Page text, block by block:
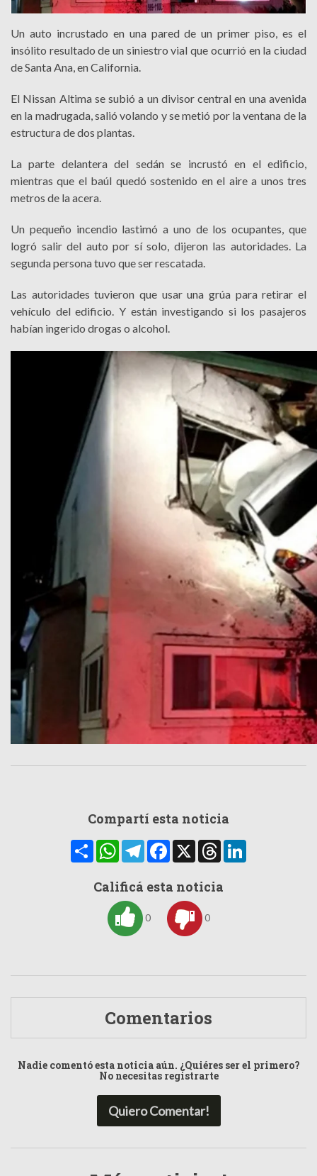
Un auto incrustado en una pared de un primer piso, es el
insólito resultado de un siniestro vial que ocurrió en la ciudad
de Santa Ana, en California.
El Nissan Altima se subió a un divisor central en una avenida
en la madrugada, salió volando y se metió por la ventana de la
estructura de dos plantas.
La parte delantera del sedán se incrustó en el edificio,
mientras que el baúl quedó sostenido en el aire a unos tres
metros de la acera.
Un pequeño incendio lastimó a uno de los ocupantes, que
logró salir del auto por sí solo, dijeron las autoridades. La
segunda persona tuvo que ser rescatada.
Las autoridades tuvieron que usar una grúa para retirar el
vehículo del edificio. Y están investigando si los pasajeros
habían ingerido drogas o alcohol.
Compartí esta noticia
CompartirWhatsAppTelegramFacebook
X Threads
Calificá esta noticia
0 0
Comentarios
Nadie comentó esta noticia aún. ¿Quiéres ser el primero?
No necesitas registrarte
Quiero Comentar!